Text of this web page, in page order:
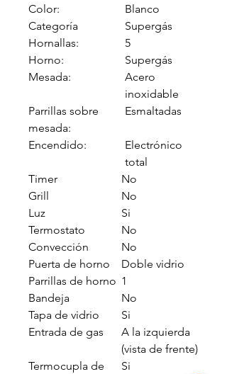
Color:
Blanco
Categoría
Supergás
Hornallas:
5
Horno:
Supergás
Mesada:
Acero
inoxidable
Parrillas sobre
mesada:
Esmaltadas
Encendido:
Electrónico
total
Timer
No
Grill
No
Luz
Si
Termostato
No
Convección
No
Puerta de horno
Doble vidrio
Parrillas de horno 1
Bandeja
No
Tapa de vidrio
Si
Entrada de gas
A la izquierda
(vista de frente)
Termocupla de
Si